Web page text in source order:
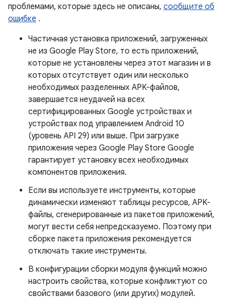
проблемами, которые здесь не описаны, сообщите об
ошибке .
Частичная установка приложений, загруженных
не из Google Play Store, то есть приложений,
которые не установлены через этот магазин и в
которых отсутствует один или несколько
необходимых разделенных APK-файлов,
завершается неудачей на всех
сертифицированных Google устройствах и
устройствах под управлением Android 10
(уровень API 29) или выше. При загрузке
приложения через Google Play Store Google
гарантирует установку всех необходимых
компонентов приложения.
Если вы используете инструменты, которые
динамически изменяют таблицы ресурсов, APK-
файлы, сгенерированные из пакетов приложений,
могут вести себя непредсказуемо. Поэтому при
сборке пакета приложения рекомендуется
отключать такие инструменты.
В конфигурации сборки модуля функций можно
настроить свойства, которые конфликтуют со
свойствами базового (или других) модулей.